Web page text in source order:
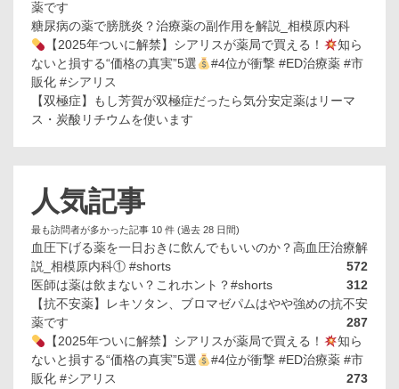
薬です
糖尿病の薬で膀胱炎？治療薬の副作用を解説_相模原内科
【2025年ついに解禁】シアリスが薬局で買える！
知ら
ないと損する“価格の真実”5選
#4位が衝撃 #ED治療薬 #市
販化 #シアリス
【双極症】もし芳賀が双極症だったら気分安定薬はリーマ
ス・炭酸リチウムを使います
人気記事
最も訪問者が多かった記事 10 件 (過去 28 日間)
血圧下げる薬を一日おきに飲んでもいいのか？高血圧治療解
説_相模原内科① #shorts
572
医師は薬は飲まない？これホント？#shorts
312
【抗不安薬】レキソタン、ブロマゼパムはやや強めの抗不安
薬です
287
【2025年ついに解禁】シアリスが薬局で買える！
知ら
ないと損する“価格の真実”5選
#4位が衝撃 #ED治療薬 #市
販化 #シアリス
273